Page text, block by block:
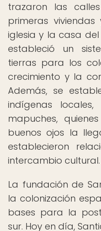
trazaron las
primeras viviendas
iglesia y la casa
estableció un
tierras para los
crecimiento y la
Además, se
indígenas
mapuches,
buenos ojos la
establecieron
intercambio cultural.
La fundación de
la colonización
bases para la
sur. Hoy en día,